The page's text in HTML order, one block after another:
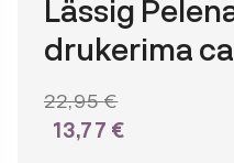
Lässig
drukerima
22,95€
13,77 €